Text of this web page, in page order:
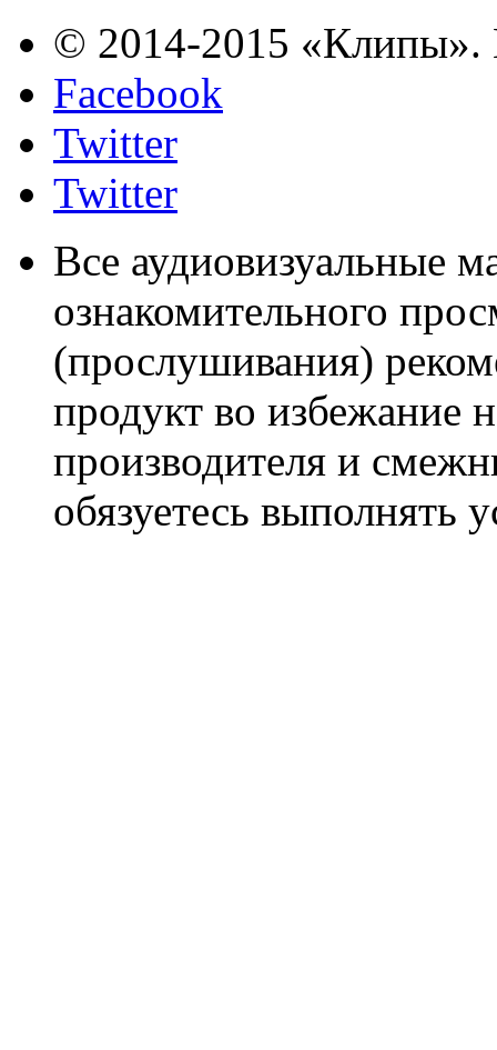
© 2014-2015 «Клипы».
Facebook
Twitter
Twitter
Все аудиовизуальные
ознакомительного
(прослушивания)
продукт во избежание
производителя и
обязуетесь выполнять